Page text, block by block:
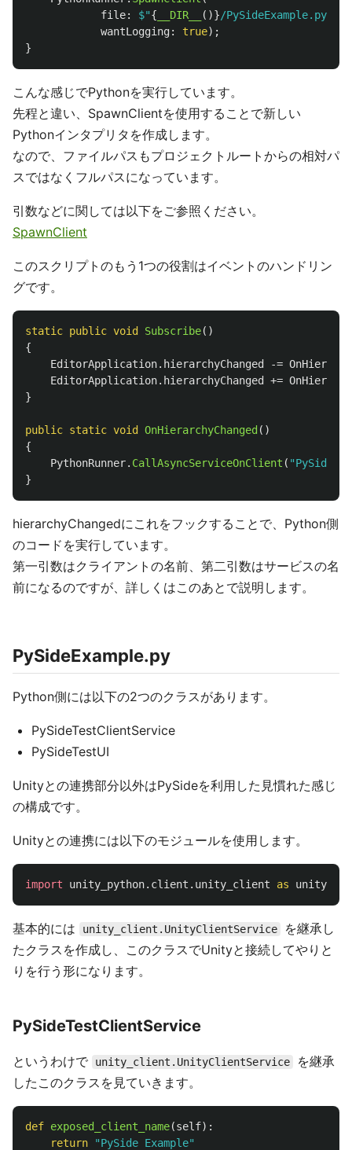
file: $"{ __DIR__ ()}/PySideExample.py"
wantLogging: true);
}
こんな感じでPythonを実行しています。
先程と違い、SpawnClientを使用することで新しい
Pythonインタプリタを作成します。
なので、ファイルパスもプロジェクトルートからの相対パ
スではなくフルパスになっています。
引数などに関しては以下をご参照ください。
SpawnClient
このスクリプトのもう1つの役割はイベントのハンドリン
グです。
static public void Subscribe()
{
EditorApplication. hierarchyChanged -=
EditorApplication. hierarchyChanged +=
}
public static void OnHierarchyChanged ()
{
PythonRunner. CallAsyncServiceOnClient ( "PySide
}
hierarchyChangedにこれをフックすることで、Python側
のコードを実行しています。
第一引数はクライアントの名前、第二引数はサービスの名
前になるのですが、詳しくはこのあとで説明します。
PySideExample.py
Python側には以下の2つのクラスがあります。
PySideTestClientService
PySideTestUI
Unityとの連携部分以外はPySideを利用した見慣れた感じ
の構成です。
Unityとの連携には以下のモジュールを使用します。
import unity_python.client.unity_client as
基本的には unity_client.UnityClientService
を継承し
たクラスを作成し、このクラスでUnityと接続してやりと
りを行う形になります。
PySideTestClientService
というわけで unity_client.UnityClientService
を継承
したこのクラスを見ていきます。
def exposed_client_name(self):
return
"PySide Example"